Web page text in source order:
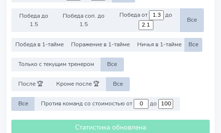
Победа до
1.5
Победа соп. до
1.5
Победа от до
Все
Победа в 1-тайме Поражение в 1-тайме Ничья в 1-тайме Все
Только с текущим тренером Все
После 🏆 Кроме после 🏆 Все
Все Против команд со стоимостью от до
Статистика обновлена